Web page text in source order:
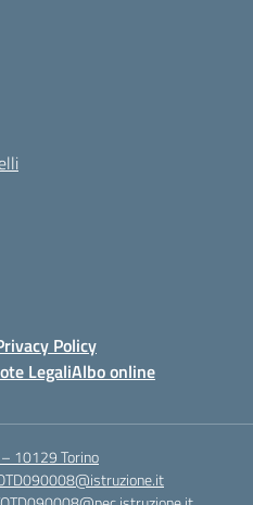
Policy
LegaliAlbo online
– 10129 Torino